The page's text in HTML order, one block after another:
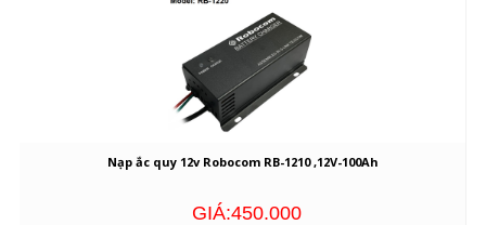
Nạp ắc quy 12v Robocom RB-1210 ,12V-100Ah
GIÁ:450.000